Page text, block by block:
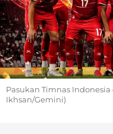
Pasukan Timnas Indonesia
Ikhsan/Gemini)